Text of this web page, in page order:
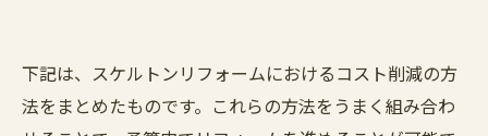
下記は、スケルトンリフォームにおけるコスト削減の方
法をまとめたものです。これらの方法をうまく組み合わ